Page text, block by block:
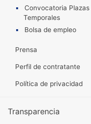
Convocatoria Plazas
Temporales
Bolsa de empleo
Prensa
Perfil de contratante
Política de privacidad
Transparencia